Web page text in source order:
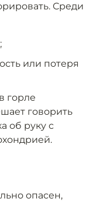
Среди
или потеря
горле
говорить
об руку с
опасен,